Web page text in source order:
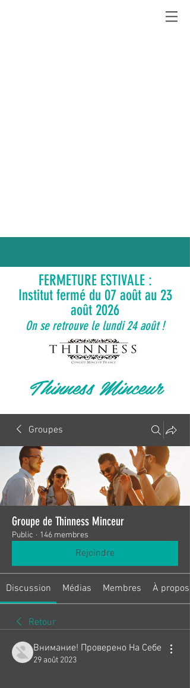
FERMETURE ESTIVALE :
Institut fermé du 07 août au 23
août 2026
On se retrouve le lundi 24 août !
Thinness Minceur
Groupes
Groupe de Thinness Minceur
Public · 146 membres
Rejoindre
Discussion Médias Membres À propos
Retour
Внимание! Проверено На Себе
29 août 2023